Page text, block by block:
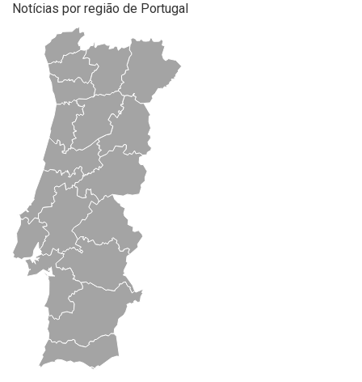
Notícias por região de Portugal